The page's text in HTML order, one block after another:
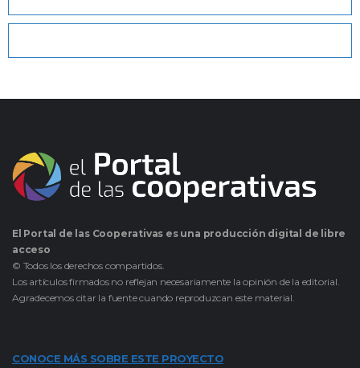
El Portal de las Cooperativas es una producción digital de libre
acceso
© Todos los derechos compartidos.
Los artículos firmados no reflejan necesariamente la opinión de la editorial.
Agradecemos citar la fuente cuando reproduzcan este material.
CONOCE MÁS SOBRE ESTE PROYECTO